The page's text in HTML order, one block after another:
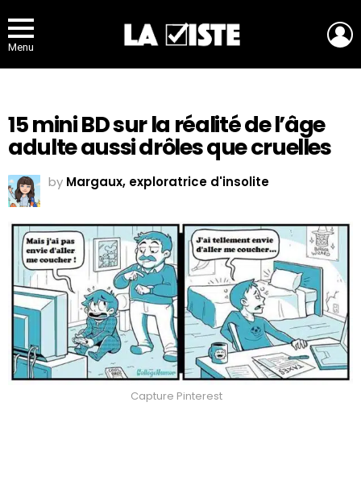
Menu
15 mini BD sur la réalité de l’âge
adulte aussi drôles que cruelles
by Margaux, exploratrice d'insolite
Capture Pinterest